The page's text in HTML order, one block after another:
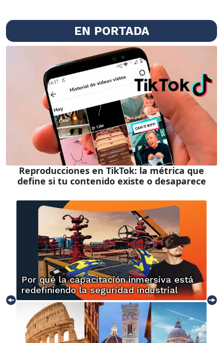
EN PORTADA
Reproducciones en TikTok: la métrica que
define si tu contenido existe o desaparece
Por qué la capacitación inmersiva está
redefiniendo la seguridad industrial